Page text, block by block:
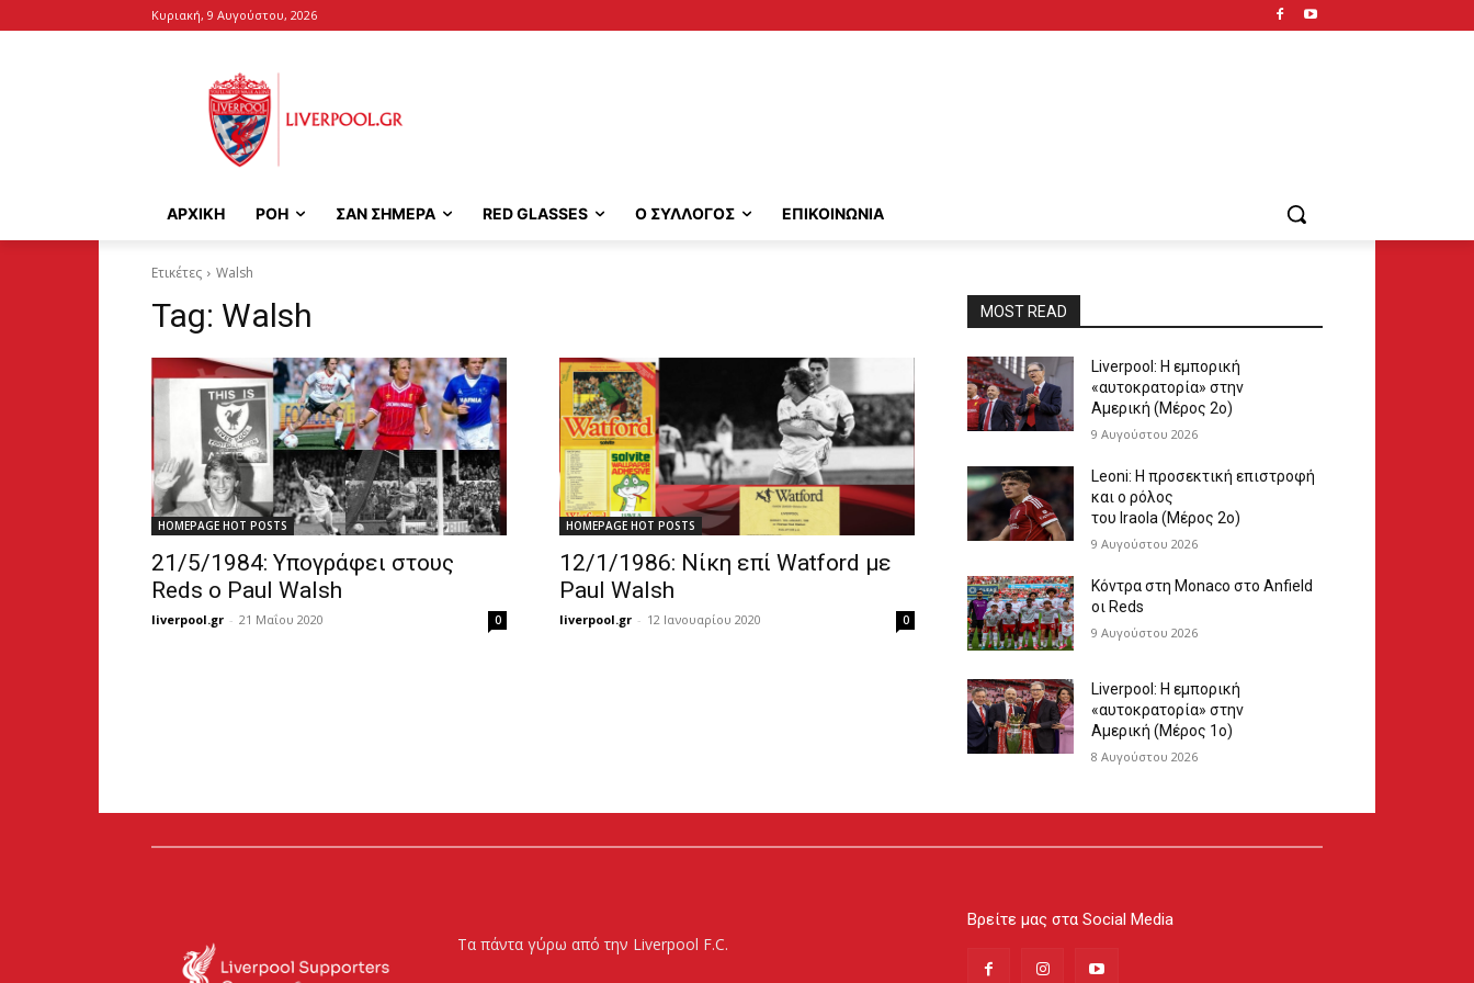
Κυριακή, 9 Αυγούστου, 2026
ΑΡΧΙΚΉ ΡΟΗ ΣΑΝ ΣΗΜΕΡΑ RED GLASSES Ο ΣΥΛΛΟΓΟΣ ΕΠΙΚΟΙΝΩΝΙΑ
Ετικέτες Walsh
Tag: Walsh
HOMEPAGE HOT POSTS
21/5/1984: Υπογράφει στους
Reds ο Paul Walsh
liverpool.gr - 21 Μαΐου 2020 0
HOMEPAGE HOT POSTS
12/1/1986: Νίκη επί Watford με
Paul Walsh
liverpool.gr - 12 Ιανουαρίου 2020 0
MOST READ
Liverpool: Η εμπορική
«αυτοκρατορία» στην
Αμερική (Μέρος 2ο)
9 Αυγούστου 2026
Leoni: Η προσεκτική επιστροφή
και ο ρόλος
του Iraola (Μέρος 2ο)
9 Αυγούστου 2026
Κόντρα στη Monaco στο Anfield
οι Reds
9 Αυγούστου 2026
Liverpool: Η εμπορική
«αυτοκρατορία» στην
Αμερική (Μέρος 1ο)
8 Αυγούστου 2026
Τα πάντα γύρω από την Liverpool F.C.
Βρείτε μας στα Social Media